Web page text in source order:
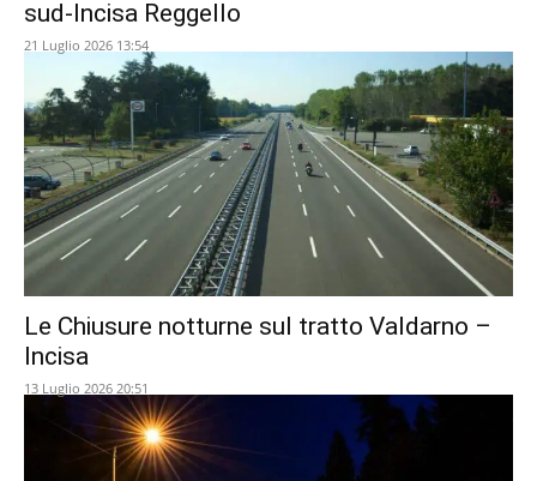
sud-Incisa Reggello
21 Luglio 2026 13:54
Le Chiusure notturne sul tratto Valdarno –
Incisa
13 Luglio 2026 20:51